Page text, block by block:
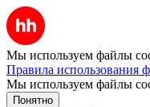
Мы используем файлы
Правила использования
Мы используем файлы
Понятно